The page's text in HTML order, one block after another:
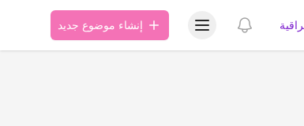
عرض الإشعاراتعرض قائمة المستخدمإنشاء موضوع جديد